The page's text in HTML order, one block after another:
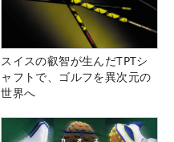
スイスの叡智が生んだTPTシ
ャフトで、ゴルフを異次元の
世界へ